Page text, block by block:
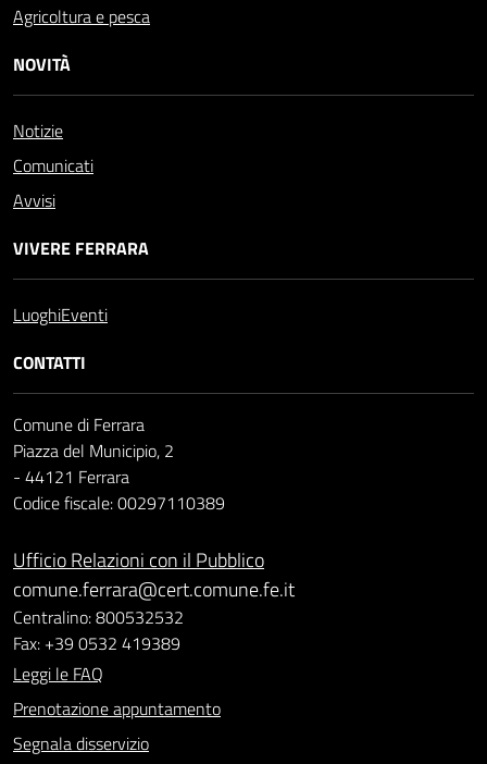
Agricoltura e pesca
NOVITÀ
Notizie
Comunicati
Avvisi
VIVERE FERRARA
LuoghiEventi
CONTATTI
Comune di Ferrara
Piazza del Municipio, 2
- 44121 Ferrara
Codice fiscale: 00297110389
Ufficio Relazioni con il Pubblico
comune.ferrara@cert.comune.fe.it
Centralino: 800532532
Fax: +39 0532 419389
Leggi le FAQ
Prenotazione appuntamento
Segnala disservizio